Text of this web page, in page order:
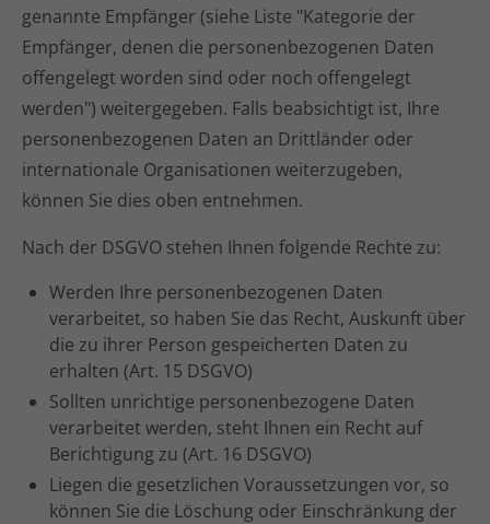
genannte Empfänger (siehe Liste "Kategorie der
Empfänger, denen die personenbezogenen Daten
offengelegt worden sind oder noch offengelegt
werden") weitergegeben. Falls beabsichtigt ist, Ihre
personenbezogenen Daten an Drittländer oder
internationale Organisationen weiterzugeben,
können Sie dies oben entnehmen.
Nach der DSGVO stehen Ihnen folgende Rechte zu:
Werden Ihre personenbezogenen Daten
verarbeitet, so haben Sie das Recht, Auskunft über
die zu ihrer Person gespeicherten Daten zu
erhalten (Art. 15 DSGVO)
Sollten unrichtige personenbezogene Daten
verarbeitet werden, steht Ihnen ein Recht auf
Berichtigung zu (Art. 16 DSGVO)
Liegen die gesetzlichen Voraussetzungen vor, so
können Sie die Löschung oder Einschränkung der